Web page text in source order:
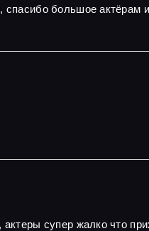
большое актёрам
супер жалко что